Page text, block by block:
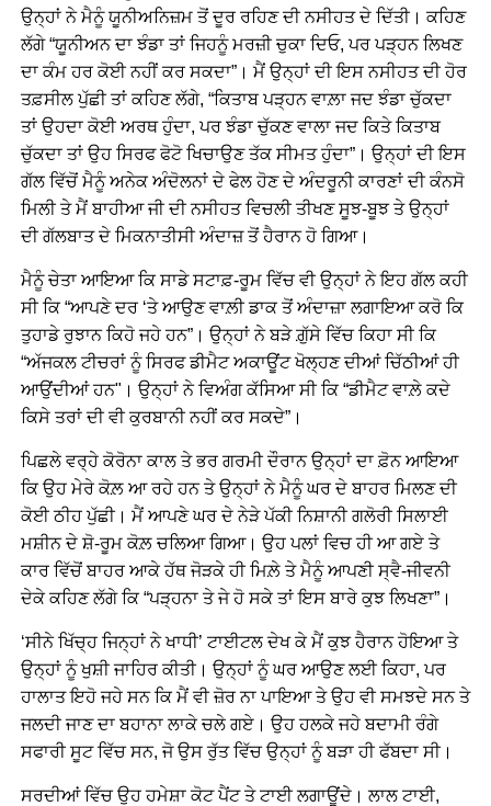
ਉਨ੍ਹਾਂ ਨੇ ਮੈਨੂੰ ਯੂਨੀਅਨਿਜ਼ਮ ਤੋਂ ਦੂਰ ਰਹਿਣ ਦੀ ਨਸੀਹਤ ਦੇ ਦਿੱਤੀ। ਕਹਿਣ
ਲੱਗੇ “ਯੂਨੀਅਨ ਦਾ ਝੰਡਾ ਤਾਂ ਜਿਹਨੂੰ ਮਰਜ਼ੀ ਚੁਕਾ ਦਿਓ, ਪਰ ਪੜ੍ਹਨ ਲਿਖਣ
ਦਾ ਕੰਮ ਹਰ ਕੋਈ ਨਹੀਂ ਕਰ ਸਕਦਾ”। ਮੈਂ ਉਨ੍ਹਾਂ ਦੀ ਇਸ ਨਸੀਹਤ ਦੀ ਹੋਰ
ਤਫ਼ਸੀਲ ਪੁੱਛੀ ਤਾਂ ਕਹਿਣ ਲੱਗੇ, “ਕਿਤਾਬ ਪੜ੍ਹਨ ਵਾਲ਼ਾ ਜਦ ਝੰਡਾ ਚੁੱਕਦਾ
ਤਾਂ ਉਹਦਾ ਕੋਈ ਅਰਥ ਹੁੰਦਾ, ਪਰ ਝੰਡਾ ਚੁੱਕਣ ਵਾਲਾ ਜਦ ਕਿਤੇ ਕਿਤਾਬ
ਚੁੱਕਦਾ ਤਾਂ ਉਹ ਸਿਰਫ ਫੋਟੋ ਖਿਚਾਉਣ ਤੱਕ ਸੀਮਤ ਹੁੰਦਾ”। ਉਨ੍ਹਾਂ ਦੀ ਇਸ
ਗੱਲ ਵਿੱਚੋਂ ਮੈਨੂੰ ਅਨੇਕ ਅੰਦੋਲਨਾਂ ਦੇ ਫੇਲ ਹੋਣ ਦੇ ਅੰਦਰੂਨੀ ਕਾਰਣਾਂ ਦੀ ਕੰਨਸੋ
ਮਿਲੀ ਤੇ ਮੈਂ ਬਾਹੀਆ ਜੀ ਦੀ ਨਸੀਹਤ ਵਿਚਲੀ ਤੀਖਣ ਸੂਝ-ਬੂਝ ਤੇ ਉਨ੍ਹਾਂ
ਦੀ ਗੱਲਬਾਤ ਦੇ ਮਿਕਨਾਤੀਸੀ ਅੰਦਾਜ਼ ਤੋਂ ਹੈਰਾਨ ਹੋ ਗਿਆ।
ਮੈਨੂੰ ਚੇਤਾ ਆਇਆ ਕਿ ਸਾਡੇ ਸਟਾਫ਼-ਰੂਮ ਵਿੱਚ ਵੀ ਉਨ੍ਹਾਂ ਨੇ ਇਹ ਗੱਲ ਕਹੀ
ਸੀ ਕਿ “ਆਪਣੇ ਦਰ ‘ਤੇ ਆਉਣ ਵਾਲ਼ੀ ਡਾਕ ਤੋਂ ਅੰਦਾਜ਼ਾ ਲਗਾਇਆ ਕਰੋ ਕਿ
ਤੁਹਾਡੇ ਰੁਝਾਨ ਕਿਹੋ ਜਹੇ ਹਨ”। ਉਨ੍ਹਾਂ ਨੇ ਬੜੇ ਗ਼ੁੱਸੇ ਵਿੱਚ ਕਿਹਾ ਸੀ ਕਿ
“ਅੱਜਕਲ ਟੀਚਰਾਂ ਨੂੰ ਸਿਰਫ ਡੀਮੈਟ ਅਕਾਊਂਟ ਖੋਲ੍ਹਣ ਦੀਆਂ ਚਿੱਠੀਆਂ ਹੀ
ਆਉਂਦੀਆਂ ਹਨ"। ਉਨ੍ਹਾਂ ਨੇ ਵਿਅੰਗ ਕੱਸਿਆ ਸੀ ਕਿ “ਡੀਮੈਟ ਵਾਲ਼ੇ ਕਦੇ
ਕਿਸੇ ਤਰਾਂ ਦੀ ਵੀ ਕੁਰਬਾਨੀ ਨਹੀਂ ਕਰ ਸਕਦੇ”।
ਪਿਛਲੇ ਵਰ੍ਹੇ ਕੋਰੋਨਾ ਕਾਲ ਤੇ ਭਰ ਗਰਮੀ ਦੌਰਾਨ ਉਨ੍ਹਾਂ ਦਾ ਫ਼ੋਨ ਆਇਆ
ਕਿ ਉਹ ਮੇਰੇ ਕੋਲ਼ ਆ ਰਹੇ ਹਨ ਤੇ ਉਨ੍ਹਾਂ ਨੇ ਮੈਨੂੰ ਘਰ ਦੇ ਬਾਹਰ ਮਿਲਣ ਦੀ
ਕੋਈ ਠੀਹ ਪੁੱਛੀ। ਮੈਂ ਆਪਣੇ ਘਰ ਦੇ ਨੇੜੇ ਪੱਕੀ ਨਿਸ਼ਾਨੀ ਗਲੋਰੀ ਸਿਲਾਈ
ਮਸ਼ੀਨ ਦੇ ਸ਼ੋ-ਰੂਮ ਕੋਲ਼ ਚਲਿਆ ਗਿਆ। ਉਹ ਪਲਾਂ ਵਿਚ ਹੀ ਆ ਗਏ ਤੇ
ਕਾਰ ਵਿੱਚੋਂ ਬਾਹਰ ਆਕੇ ਹੱਥ ਜੋੜਕੇ ਹੀ ਮਿਲ਼ੇ ਤੇ ਮੈਨੂੰ ਆਪਣੀ ਸ੍ਵੈ-ਜੀਵਨੀ
ਦੇਕੇ ਕਹਿਣ ਲੱਗੇ ਕਿ “ਪੜ੍ਹਨਾ ਤੇ ਜੇ ਹੋ ਸਕੇ ਤਾਂ ਇਸ ਬਾਰੇ ਕੁਝ ਲਿਖਣਾ”।
‘ਸੀਨੇ ਖਿੱਚ੍ਹ ਜਿਨ੍ਹਾਂ ਨੇ ਖਾਧੀ’ ਟਾਈਟਲ ਦੇਖ ਕੇ ਮੈਂ ਕੁਝ ਹੈਰਾਨ ਹੋਇਆ ਤੇ
ਉਨ੍ਹਾਂ ਨੂੰ ਖੁਸ਼ੀ ਜਾਹਿਰ ਕੀਤੀ। ਉਨ੍ਹਾਂ ਨੂੰ ਘਰ ਆਉਣ ਲਈ ਕਿਹਾ, ਪਰ
ਹਾਲਾਤ ਇਹੋ ਜਹੇ ਸਨ ਕਿ ਮੈਂ ਵੀ ਜ਼ੋਰ ਨਾ ਪਾਇਆ ਤੇ ਉਹ ਵੀ ਸਮਝਦੇ ਸਨ ਤੇ
ਜਲਦੀ ਜਾਣ ਦਾ ਬਹਾਨਾ ਲਾਕੇ ਚਲੇ ਗਏ। ਉਹ ਹਲਕੇ ਜਹੇ ਬਦਾਮੀ ਰੰਗੇ
ਸਫਾਰੀ ਸੂਟ ਵਿੱਚ ਸਨ, ਜੋ ਉਸ ਰੁੱਤ ਵਿੱਚ ਉਨ੍ਹਾਂ ਨੂੰ ਬੜਾ ਹੀ ਫੱਬਦਾ ਸੀ।
ਸਰਦੀਆਂ ਵਿੱਚ ਉਹ ਹਮੇਸ਼ਾ ਕੋਟ ਪੈਂਟ ਤੇ ਟਾਈ ਲਗਾਊਂਦੇ। ਲਾਲ ਟਾਈ,